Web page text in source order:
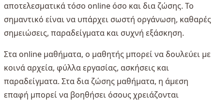
αποτελεσματικά τόσο online όσο και δια ζώσης. Το
σημαντικό είναι να υπάρχει σωστή οργάνωση, καθαρές
σημειώσεις, παραδείγματα και συχνή εξάσκηση.
Στα online μαθήματα, ο μαθητής μπορεί να δουλεύει με
κοινά αρχεία, φύλλα εργασίας, ασκήσεις και
παραδείγματα. Στα δια ζώσης μαθήματα, η άμεση
επαφή μπορεί να βοηθήσει όσους χρειάζονται